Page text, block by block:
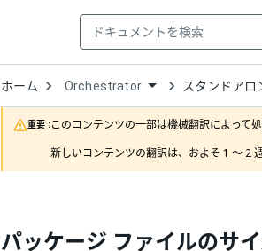
ホーム Open
Dropdown
to
choose
product
Orchestrator スタンドアロ
重要 :このコンテンツの一部は機械翻訳によって
新しいコンテンツの翻訳は、およそ 1 ～ 2
パッケージ ファイルのサ